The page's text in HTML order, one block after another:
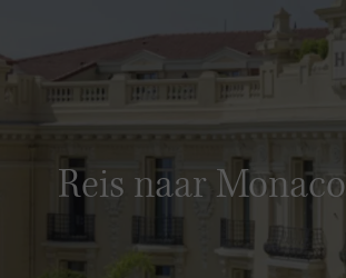
Reis naar Monaco